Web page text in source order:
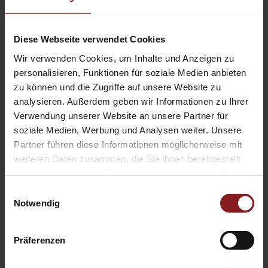
Diese Webseite verwendet Cookies
Wir verwenden Cookies, um Inhalte und Anzeigen zu
personalisieren, Funktionen für soziale Medien anbieten
zu können und die Zugriffe auf unsere Website zu
analysieren. Außerdem geben wir Informationen zu Ihrer
Verwendung unserer Website an unsere Partner für
soziale Medien, Werbung und Analysen weiter. Unsere
Partner führen diese Informationen möglicherweise mit
weiteren Daten zusammen, die Sie ihnen bereitgestellt
Notwendig
Präferenzen
Deutschland. Zudem beziehe ich mich implizit auf die
der in seinen naturwissenschaftlichen und ästhetischen
Landschaftsstudien am Beispiel Mexikos geologische und
botanische Prinzipien der Erde erläuterte.
Eine Utopie für unseren Umgang
mit der Natur
unseren Umgang mit der Natur zu ändern. Was ist
diese Utopie und wie könnte sie umgesetzt werden?
Es war mir wichtig, durch die bildwissenschaftliche Analyse